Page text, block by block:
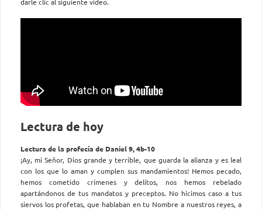
Lectura de hoy
Lectura de la profecía de Daniel 9, 4b-10
¡Ay, mi Señor, Dios grande y terrible, que guarda la alianza y es leal
con los que lo aman y cumplen sus mandamientos! Hemos pecado,
hemos cometido crímenes y delitos, nos hemos rebelado
apartándonos de tus mandatos y preceptos. No hicimos caso a tus
siervos los profetas, que hablaban en tu Nombre a nuestros reyes, a